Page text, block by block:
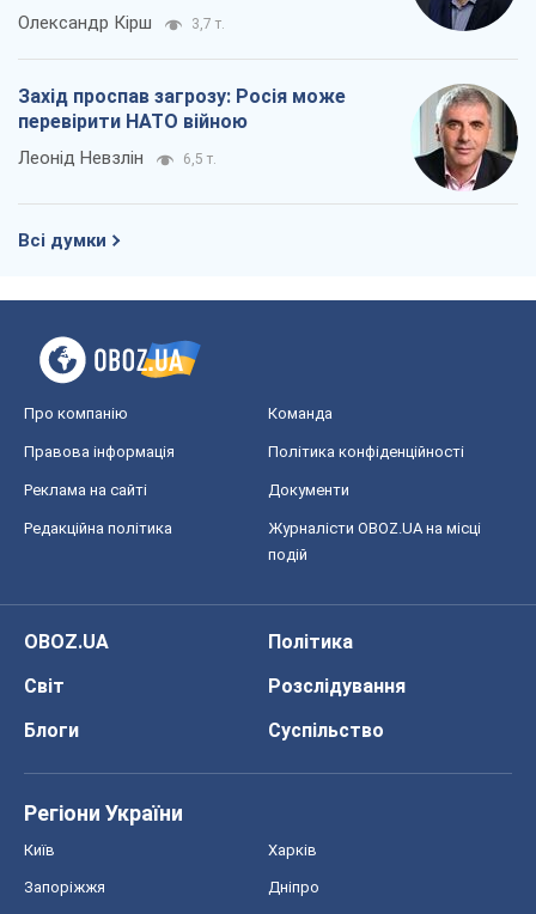
Олександр Кірш 3,7 т.
Захід проспав загрозу: Росія може
перевірити НАТО війною
Леонід Невзлін 6,5 т.
Всі думки
Про компанію Команда
Правова інформація Політика конфіденційності
Реклама на сайті Документи
Редакційна політика
Журналісти OBOZ.UA на місці
подій
OBOZ.UA
Політика
Світ
Розслідування
Блоги
Суспільство
Регіони України
Київ Харків
Запоріжжя Дніпро